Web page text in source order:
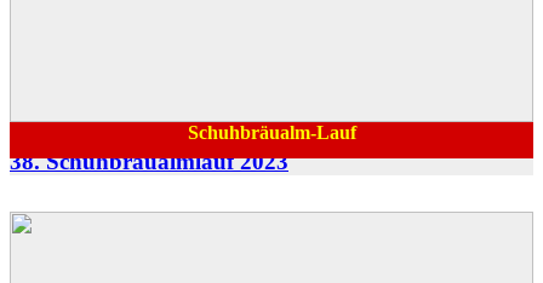
38. Schuhbräualmlauf 2023
Schuhbräualm-Lauf